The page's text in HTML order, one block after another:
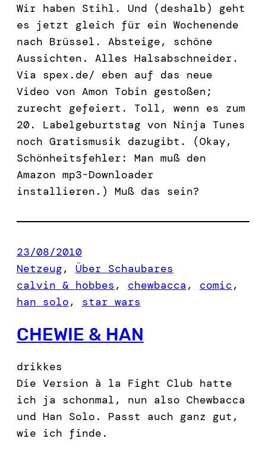
Wir haben Stihl. Und (deshalb) geht
es jetzt gleich für ein Wochenende
nach Brüssel. Absteige, schöne
Aussichten. Alles Halsabschneider.
Via spex.de/ eben auf das neue
Video von Amon Tobin gestoßen;
zurecht gefeiert. Toll, wenn es zum
20. Labelgeburtstag von Ninja Tunes
noch Gratismusik dazugibt. (Okay,
Schönheitsfehler: Man muß den
Amazon mp3-Downloader
installieren.) Muß das sein?
23/08/2010
Netzeug, Über Schaubares
calvin & hobbes , chewbacca, comic
han solo, star wars
CHEWIE & HAN
drikkes
Die Version à la Fight Club hatte
ich ja schonmal, nun also Chewbacca
und Han Solo. Passt auch ganz gut,
wie ich finde.